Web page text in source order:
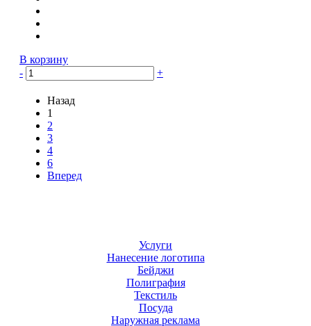
В корзину
-
+
Назад
1
2
3
4
6
Вперед
Услуги
Нанесение логотипа
Бейджи
Полиграфия
Текстиль
Посуда
Наружная реклама